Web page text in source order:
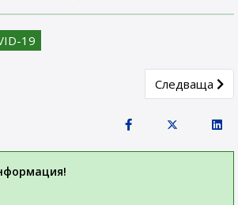
19
COVID-19 VaccineNext article:
Следваща